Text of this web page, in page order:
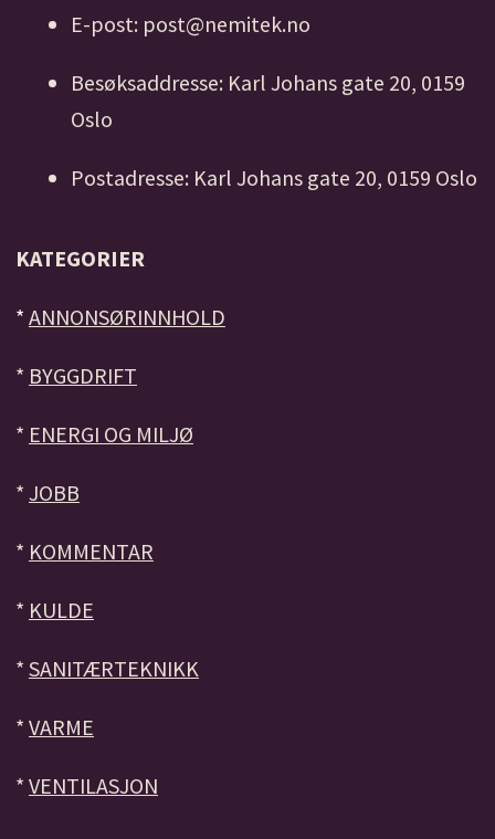
E-post: post@nemitek.no
Besøksaddresse: Karl Johans gate 20, 0159
Oslo
Postadresse: Karl Johans gate 20, 0159 Oslo
KATEGORIER
* ANNONSØRINNHOLD
* BYGGDRIFT
* ENERGI OG MILJØ
* JOBB
* KOMMENTAR
* KULDE
* SANITÆRTEKNIKK
* VARME
* VENTILASJON